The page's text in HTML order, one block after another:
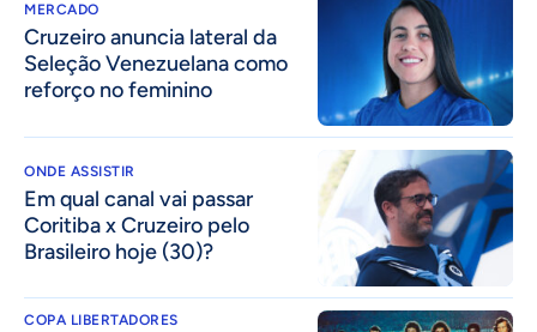
MERCADO
Cruzeiro anuncia lateral da
Seleção Venezuelana como
reforço no feminino
ONDE ASSISTIR
Em qual canal vai passar
Coritiba x Cruzeiro pelo
Brasileiro hoje (30)?
COPA LIBERTADORES